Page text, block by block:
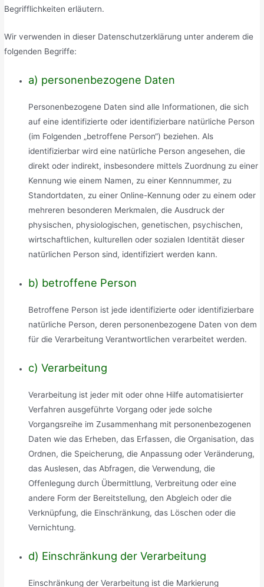
Begrifflichkeiten erläutern.
Wir verwenden in dieser Datenschutzerklärung unter anderem die
folgenden Begriffe:
a) personenbezogene Daten
Personenbezogene Daten sind alle Informationen, die sich
auf eine identifizierte oder identifizierbare natürliche Person
(im Folgenden „betroffene Person“) beziehen. Als
identifizierbar wird eine natürliche Person angesehen, die
direkt oder indirekt, insbesondere mittels Zuordnung zu einer
Kennung wie einem Namen, zu einer Kennnummer, zu
Standortdaten, zu einer Online-Kennung oder zu einem oder
mehreren besonderen Merkmalen, die Ausdruck der
physischen, physiologischen, genetischen, psychischen,
wirtschaftlichen, kulturellen oder sozialen Identität dieser
natürlichen Person sind, identifiziert werden kann.
b) betroffene Person
Betroffene Person ist jede identifizierte oder identifizierbare
natürliche Person, deren personenbezogene Daten von dem
für die Verarbeitung Verantwortlichen verarbeitet werden.
c) Verarbeitung
Verarbeitung ist jeder mit oder ohne Hilfe automatisierter
Verfahren ausgeführte Vorgang oder jede solche
Vorgangsreihe im Zusammenhang mit personenbezogenen
Daten wie das Erheben, das Erfassen, die Organisation, das
Ordnen, die Speicherung, die Anpassung oder Veränderung,
das Auslesen, das Abfragen, die Verwendung, die
Offenlegung durch Übermittlung, Verbreitung oder eine
andere Form der Bereitstellung, den Abgleich oder die
Verknüpfung, die Einschränkung, das Löschen oder die
Vernichtung.
d) Einschränkung der Verarbeitung
Einschränkung der Verarbeitung ist die Markierung